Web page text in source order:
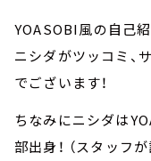
YOASOBI風の自己
ニシダがツッコミ、
でございます！
ちなみにニシダは
部出身！ （スタッフ